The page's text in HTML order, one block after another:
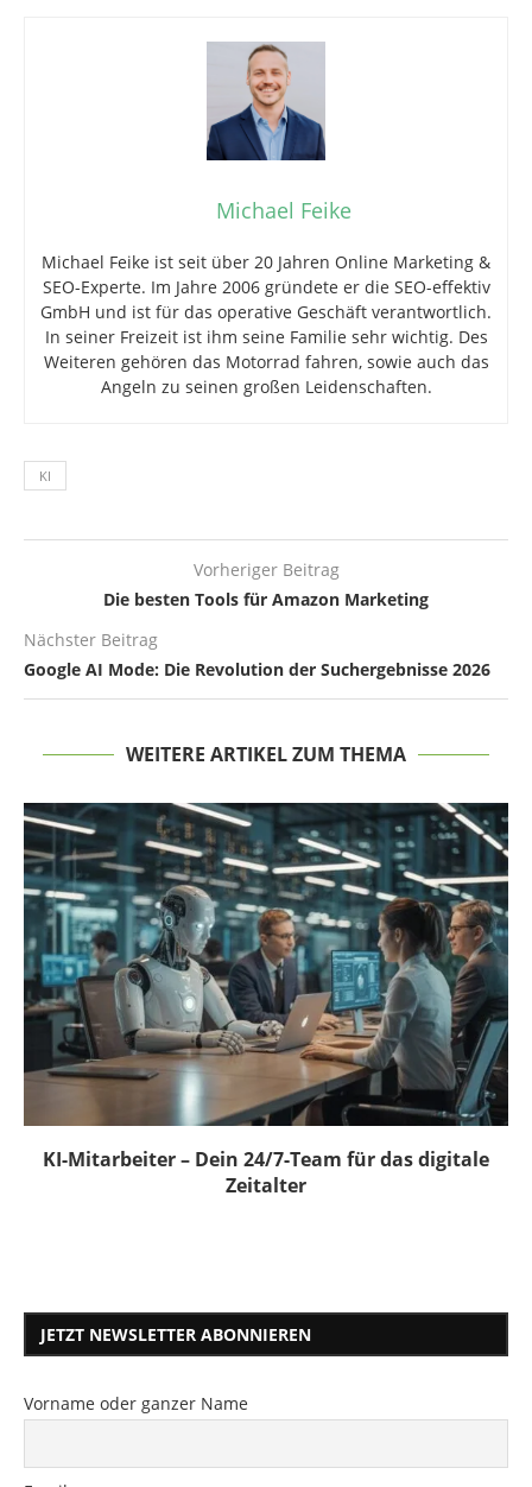
Michael Feike
Michael Feike ist seit über 20 Jahren Online Marketing &
SEO-Experte. Im Jahre 2006 gründete er die SEO-effektiv
GmbH und ist für das operative Geschäft verantwortlich.
In seiner Freizeit ist ihm seine Familie sehr wichtig. Des
Weiteren gehören das Motorrad fahren, sowie auch das
Angeln zu seinen großen Leidenschaften.
KI
Vorheriger Beitrag
Die besten Tools für Amazon Marketing
Nächster Beitrag
Google AI Mode: Die Revolution der Suchergebnisse 2026
WEITERE ARTIKEL ZUM THEMA
KI-Mitarbeiter – Dein 24/7-Team für das digitale
Zeitalter
JETZT NEWSLETTER ABONNIEREN
Vorname oder ganzer Name